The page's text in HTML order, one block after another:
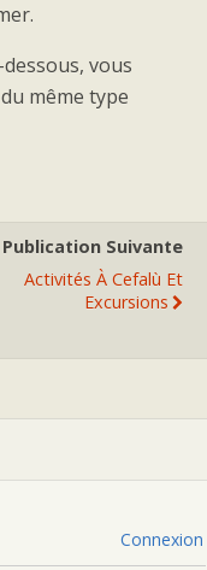
vous
même type
Publication Suivante
Activités À Cefalù Et
Excursions
Connexion